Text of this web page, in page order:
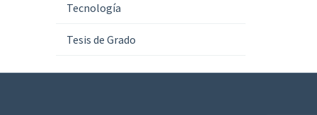
Tecnología
Tesis de Grado